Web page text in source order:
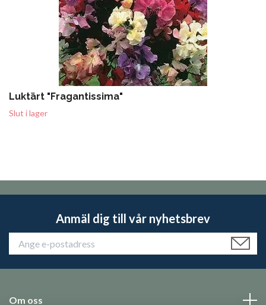
Luktärt "Fragantissima"
Slut i lager
Anmäl dig till vår nyhetsbrev
Om oss